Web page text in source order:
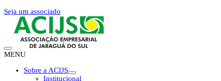
Seja um associado
MENU
Sobre a ACIJS
Institucional